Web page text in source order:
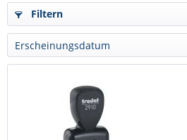
Filtern